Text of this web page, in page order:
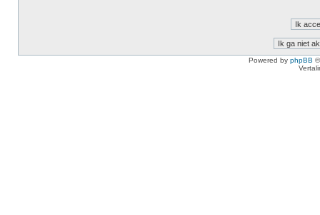
Powered by phpBB